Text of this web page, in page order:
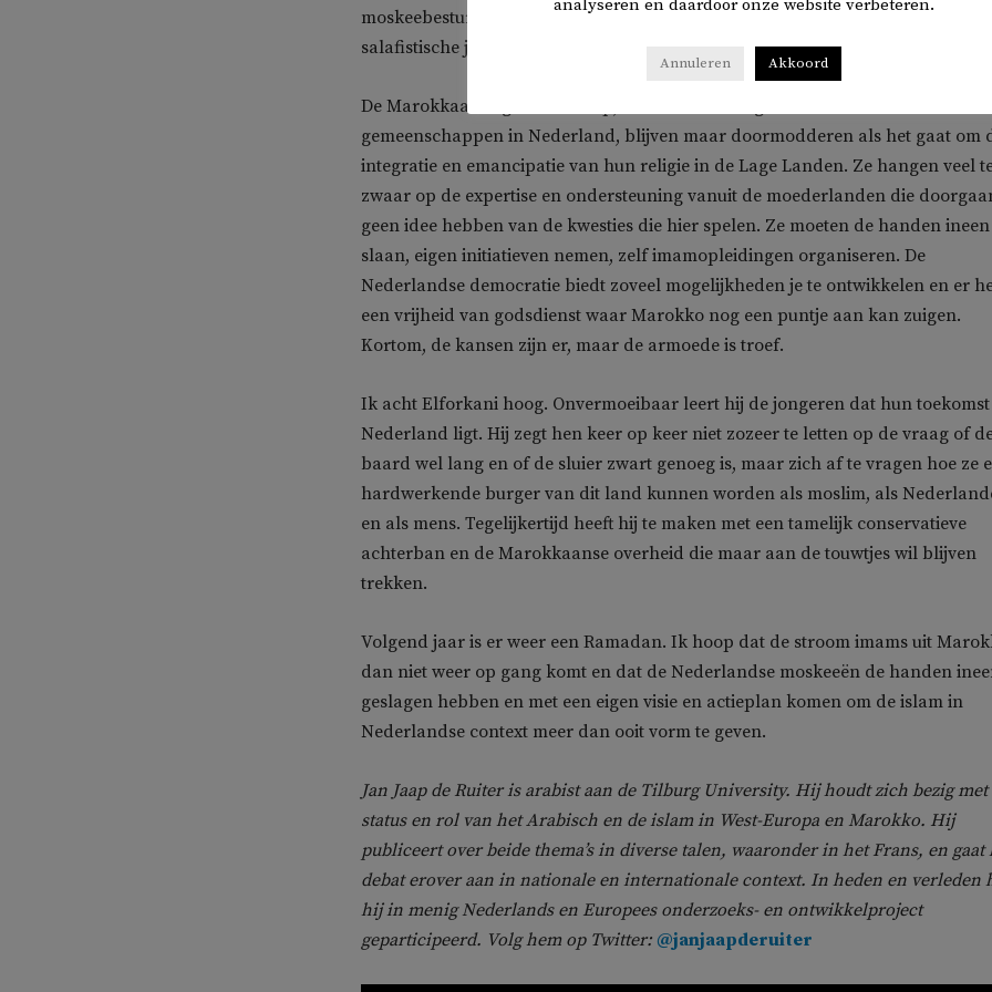
moskeebesturen was groot. En niet alleen bij hen, ook bij de aanstormende
salafistische jongeren die proberen moskeeën over te nemen.
De Marokkaanse gemeenschap, en met haar het geheel van de islamitische
gemeenschappen in Nederland, blijven maar doormodderen als het gaat om
integratie en emancipatie van hun religie in de Lage Landen. Ze hangen veel
zwaar op de expertise en ondersteuning vanuit de moederlanden die
geen idee hebben van de kwesties die hier spelen. Ze moeten de handen ineen
slaan, eigen initiatieven nemen, zelf imamopleidingen organiseren. De
Nederlandse democratie biedt zoveel mogelijkheden je te ontwikkelen en er
een vrijheid van godsdienst waar Marokko nog een puntje aan kan zuigen.
Kortom, de kansen zijn er, maar de armoede is troef.
Ik acht Elforkani hoog. Onvermoeibaar leert hij de jongeren dat hun
Nederland ligt. Hij zegt hen keer op keer niet zozeer te letten op de vraag of
baard wel lang en of de sluier zwart genoeg is, maar zich af te vragen hoe ze
hardwerkende burger van dit land kunnen worden als moslim, als
en als mens. Tegelijkertijd heeft hij te maken met een tamelijk conservatieve
achterban en de Marokkaanse overheid die maar aan de touwtjes wil blijven
trekken.
Volgend jaar is er weer een Ramadan. Ik hoop dat de stroom imams uit
dan niet weer op gang komt en dat de Nederlandse moskeeën de handen
geslagen hebben en met een eigen visie en actieplan komen om de islam in
Nederlandse context meer dan ooit vorm te geven.
Jan Jaap de Ruiter is arabist aan de Tilburg University. Hij houdt zich bezig met
status en rol van het Arabisch en de islam in West-Europa en Marokko. Hij
publiceert over beide thema’s in diverse talen, waaronder in het Frans, en gaat
debat erover aan in nationale en internationale context. In heden en verleden
hij in menig Nederlands en Europees onderzoeks- en ontwikkelproject
geparticipeerd. Volg hem op Twitter: @janjaapderuiter
analyseren en daardoor onze website verbeteren.
Annuleren Akkoord